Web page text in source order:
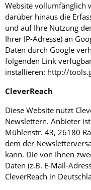
Website vollumfänglich
darüber hinaus die
und auf Ihre Nutzung
Ihrer IP-Adresse) an
Daten durch Google
folgenden Link
installieren: http://
CleverReach
Diese Website nutzt
Newslettern. Anbieter
Mühlenstr. 43, 26180
dem der
kann. Die von Ihnen
Daten (z.B. E-Mail-
CleverReach in